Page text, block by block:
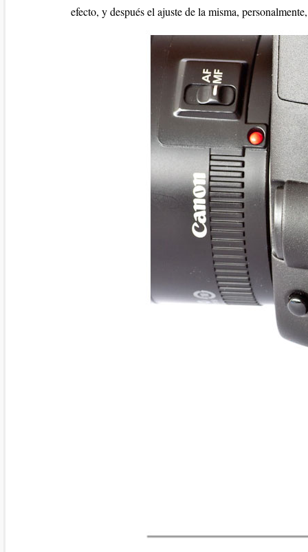
efecto, y después el ajuste de la misma,